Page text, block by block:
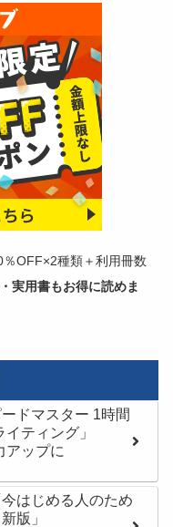
％OFF×2種類＋利用冊数
実用書もお得に読めま
ードマスター 1時間
ティング」
ップに
今はじめる人のため
版」